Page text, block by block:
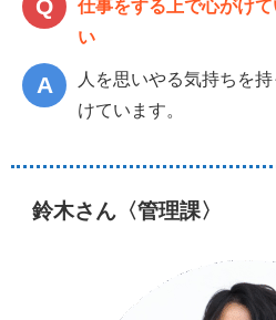
仕事をする上で心がけ
い
人を思いやる気持ちを
けています。
鈴木さん〈管理課〉